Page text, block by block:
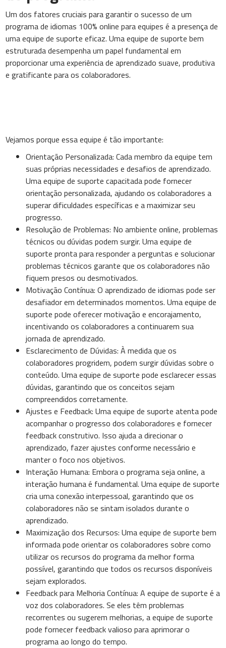
Um dos fatores cruciais para garantir o sucesso de um
programa de idiomas 100% online para equipes é a presença de
uma equipe de suporte eficaz. Uma equipe de suporte bem
estruturada desempenha um papel fundamental em
proporcionar uma experiência de aprendizado suave, produtiva
e gratificante para os colaboradores.
Vejamos porque essa equipe é tão importante:
Orientação Personalizada: Cada membro da equipe tem
suas próprias necessidades e desafios de aprendizado.
Uma equipe de suporte capacitada pode fornecer
orientação personalizada, ajudando os colaboradores a
superar dificuldades específicas e a maximizar seu
progresso.
Resolução de Problemas: No ambiente online, problemas
técnicos ou dúvidas podem surgir. Uma equipe de
suporte pronta para responder a perguntas e solucionar
problemas técnicos garante que os colaboradores não
fiquem presos ou desmotivados.
Motivação Contínua: O aprendizado de idiomas pode ser
desafiador em determinados momentos. Uma equipe de
suporte pode oferecer motivação e encorajamento,
incentivando os colaboradores a continuarem sua
jornada de aprendizado.
Esclarecimento de Dúvidas: À medida que os
colaboradores progridem, podem surgir dúvidas sobre o
conteúdo. Uma equipe de suporte pode esclarecer essas
dúvidas, garantindo que os conceitos sejam
compreendidos corretamente.
Ajustes e Feedback: Uma equipe de suporte atenta pode
acompanhar o progresso dos colaboradores e fornecer
feedback construtivo. Isso ajuda a direcionar o
aprendizado, fazer ajustes conforme necessário e
manter o foco nos objetivos.
Interação Humana: Embora o programa seja online, a
interação humana é fundamental. Uma equipe de suporte
cria uma conexão interpessoal, garantindo que os
colaboradores não se sintam isolados durante o
aprendizado.
Maximização dos Recursos: Uma equipe de suporte bem
informada pode orientar os colaboradores sobre como
utilizar os recursos do programa da melhor forma
possível, garantindo que todos os recursos disponíveis
sejam explorados.
Feedback para Melhoria Contínua: A equipe de suporte é a
voz dos colaboradores. Se eles têm problemas
recorrentes ou sugerem melhorias, a equipe de suporte
pode fornecer feedback valioso para aprimorar o
programa ao longo do tempo.